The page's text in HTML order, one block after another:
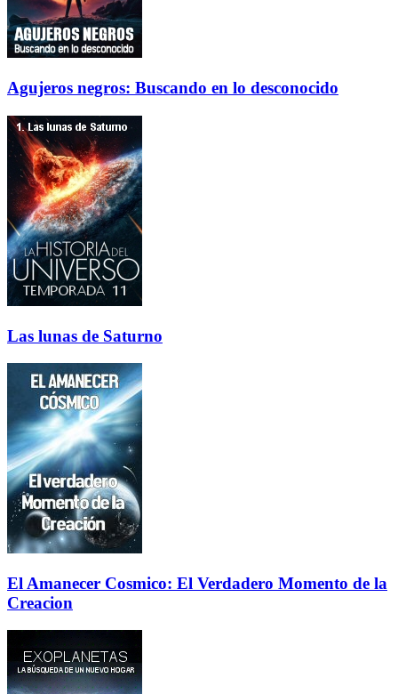
Agujeros negros: Buscando en lo desconocido
Las lunas de Saturno
El Amanecer Cosmico: El Verdadero Momento de la
Creacion